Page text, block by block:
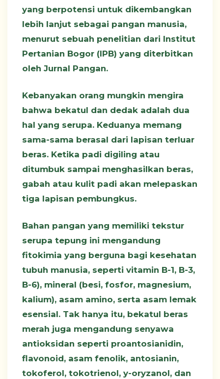
yang berpotensi untuk dikembangkan
lebih lanjut sebagai pangan manusia,
menurut sebuah penelitian dari Institut
Pertanian Bogor (IPB) yang diterbitkan
oleh Jurnal Pangan.
Kebanyakan orang mungkin mengira
bahwa bekatul dan dedak adalah dua
hal yang serupa. Keduanya memang
sama-sama berasal dari lapisan terluar
beras. Ketika padi digiling atau
ditumbuk sampai menghasilkan beras,
gabah atau kulit padi akan melepaskan
tiga lapisan pembungkus.
Bahan pangan yang memiliki tekstur
serupa tepung ini mengandung
fitokimia yang berguna bagi kesehatan
tubuh manusia, seperti vitamin B-1, B-3,
B-6), mineral (besi, fosfor, magnesium,
kalium), asam amino, serta asam lemak
esensial. Tak hanya itu, bekatul beras
merah juga mengandung senyawa
antioksidan seperti proantosianidin,
flavonoid, asam fenolik, antosianin,
tokoferol, tokotrienol, y-oryzanol, dan